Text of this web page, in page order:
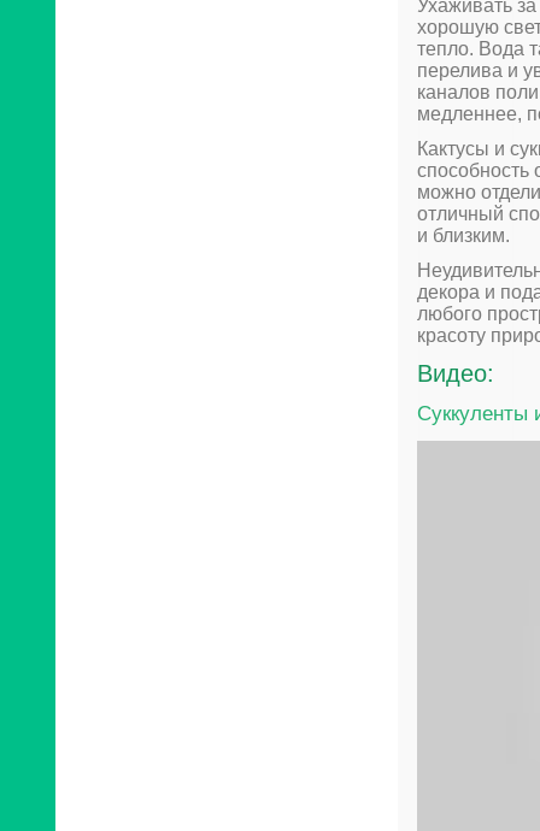
Ухаживать
хорошую
тепло. Вода
перелива и
каналов
медленнее,
Кактусы и
способность
можно
отличный
и близким.
декора и
любого
красоту
Видео:
Суккуленты